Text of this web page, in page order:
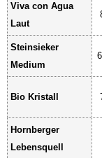
Viva con Agua
Laut
Steinsieker
Medium
Bio Kristall
Hornberger
Lebensquell